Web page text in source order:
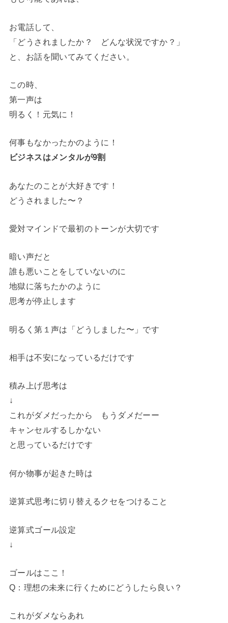
お電話して、
「どうされましたか？ どんな状況ですか？」
と、お話を聞いてみてください。
この時、
第一声は
明るく！元気に！
何事もなかったかのように！
ビジネスはメンタルが9割
あなたのことが大好きです！
どうされました〜？
愛対マインドで最初のトーンが大切です
暗い声だと
誰も悪いことをしていないのに
地獄に落ちたかのように
思考が停止します
明るく第１声は「どうしました〜」です
相手は不安になっているだけです
積み上げ思考は
↓
これがダメだったから もうダメだーー
キャンセルするしかない
と思っているだけです
何か物事が起きた時は
逆算式思考に切り替えるクセをつけること
逆算式ゴール設定
↓
ゴールはここ！
Q：理想の未来に行くためにどうしたら良い？
これがダメならあれ